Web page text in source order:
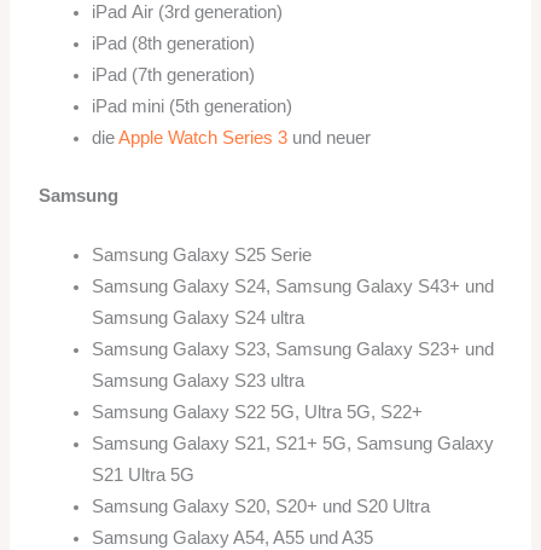
iPad Air (3rd generation)
iPad (8th generation)
iPad (7th generation)
iPad mini (5th generation)
dieApple Watch Series 3 und neuer
Samsung
Samsung Galaxy S25 Serie
Samsung Galaxy S24, Samsung Galaxy S43+ und
Samsung Galaxy S24 ultra
Samsung Galaxy S23, Samsung Galaxy S23+ und
Samsung Galaxy S23 ultra
Samsung Galaxy S22 5G, Ultra 5G, S22+
Samsung Galaxy S21, S21+ 5G, Samsung Galaxy
S21 Ultra 5G
Samsung Galaxy S20, S20+ und S20 Ultra
Samsung Galaxy A54, A55 und A35